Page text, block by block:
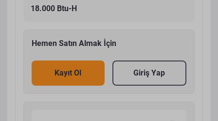
18.000 Btu-H
Hemen Satın Almak İçin
Kayıt Ol Giriş Yap